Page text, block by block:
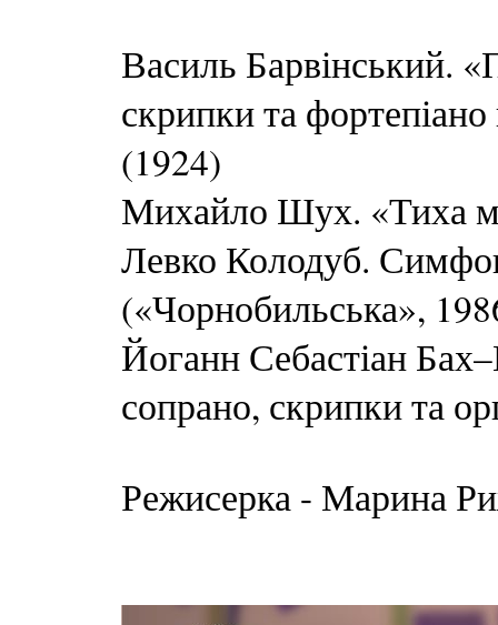
Василь Барвінський.
скрипки та
(1924)
Михайло Шух. «Тиха
Левко Колодуб.
(«Чорнобильська»,
Йоганн Себастіан
сопрано, скрипки та
Режисерка - Марина